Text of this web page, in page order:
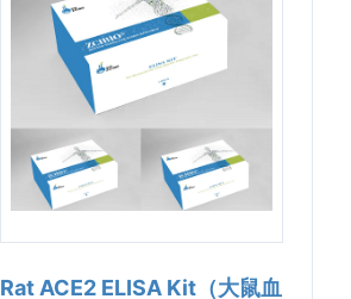
Rat ACE2 ELISA Kit（大鼠血